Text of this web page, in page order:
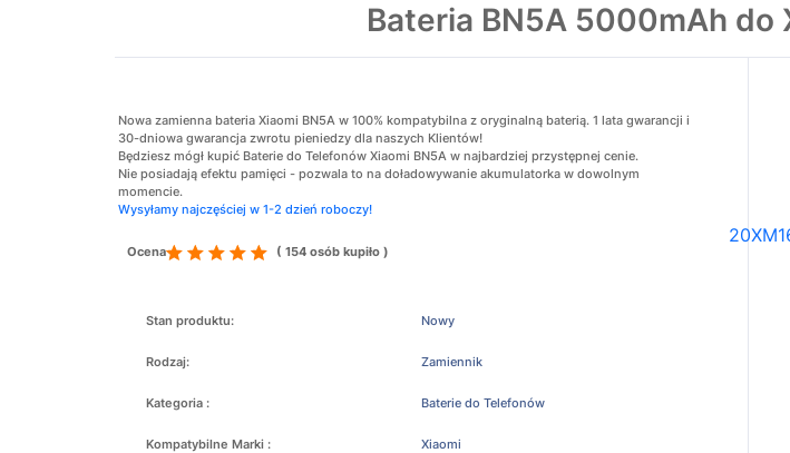
Bateria BN5A 5000mAh do
Nowa zamienna bateria Xiaomi BN5A w 100% kompatybilna z oryginalną baterią. 1 lata gwarancji i
30-dniowa gwarancja zwrotu pieniedzy dla naszych Klientów!
Będziesz mógł kupić Baterie do Telefonów Xiaomi BN5A w najbardziej przystępnej cenie.
Nie posiadają efektu pamięci - pozwala to na doładowywanie akumulatorka w dowolnym
momencie.
Wysyłamy najczęściej w 1-2 dzień roboczy!
Ocena ( 154 osób kupiło )
Stan produktu: Nowy
Rodzaj: Zamiennik
Kategoria : Baterie do Telefonów
Kompatybilne Marki : Xiaomi